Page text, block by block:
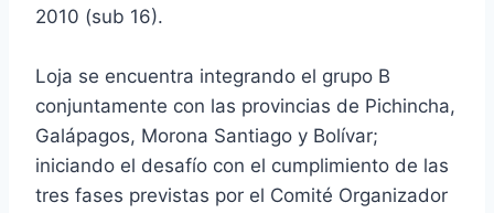
2010 (sub 16).
Loja se encuentra integrando el grupo B
conjuntamente con las provincias de Pichincha,
Galápagos, Morona Santiago y Bolívar;
iniciando el desafío con el cumplimiento de las
tres fases previstas por el Comité Organizador